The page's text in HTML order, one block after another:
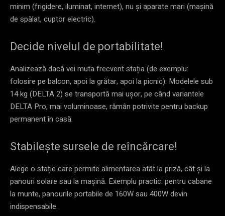
minim (frigidere, iluminat, internet), nu și aparate mari (mașină
de spălat, cuptor electric).
Decide nivelul de portabilitate!
Analizează dacă vei muta frecvent stația (de exemplu:
folosire pe balcon, apoi la grătar, apoi la picnic). Modelele sub
14 kg (DELTA 2) se transportă mai ușor, pe când variantele
DELTA Pro, mai voluminoase, rămân potrivite pentru backup
permanent în casă.
Stabilește sursele de reîncărcare!
Alege o stație care permite alimentarea atât la priză, cât și la
panouri solare sau la mașină. Exemplu practic: pentru cabane
la munte, panourile portabile de 160W sau 400W devin
indispensabile.